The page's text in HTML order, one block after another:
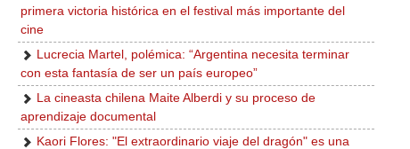
primera victoria histórica en el festival más importante del
cine
Lucrecia Martel, polémica: “Argentina necesita terminar
con esta fantasía de ser un país europeo”
La cineasta chilena Maite Alberdi y su proceso de
aprendizaje documental
Kaori Flores: "El extraordinario viaje del dragón" es una